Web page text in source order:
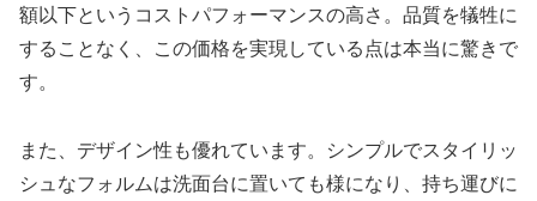
額以下というコストパフォーマンスの高さ。品質を犠牲に
することなく、この価格を実現している点は本当に驚きで
す。
また、デザイン性も優れています。シンプルでスタイリッ
シュなフォルムは洗面台に置いても様になり、持ち運びに